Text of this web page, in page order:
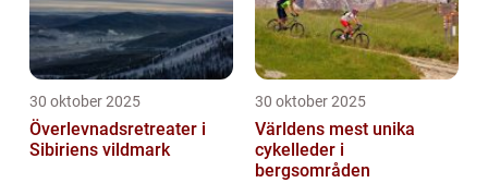
30 oktober 2025
Överlevnadsretreater i
Sibiriens vildmark
30 oktober 2025
Världens mest unika
cykelleder i
bergsområden